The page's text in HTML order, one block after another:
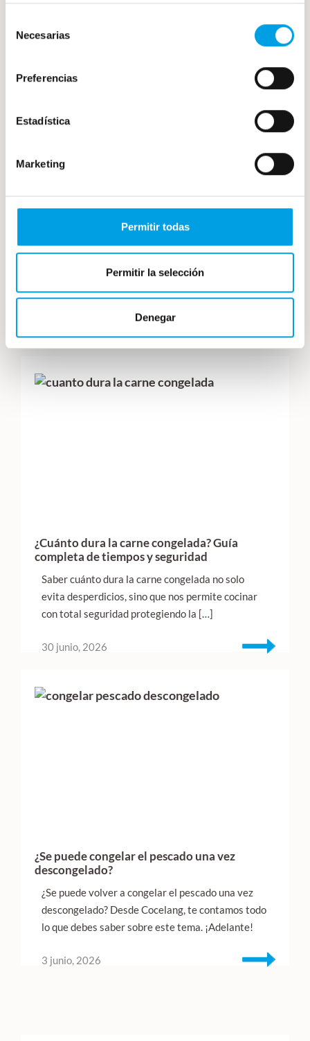
Necesarias
Preferencias
Estadística
Marketing
Permitir todas
Permitir la selección
Denegar
Ajoblanco malagueño: receta casera y
tradicional andaluza
Pocos ingredientes, ninguna cocción y apenas
ajoblanco parece una receta imposible de […]
30 julio, 2026
¿Cuánto dura la carne congelada? Guía
completa de tiempos y seguridad
Saber cuánto dura la carne congelada no solo
evita desperdicios, sino que nos permite cocinar
con total seguridad protegiendo la […]
30 junio, 2026
¿Se puede congelar el pescado una vez
descongelado?
¿Se puede volver a congelar el pescado una vez
descongelado? Desde Cocelang, te contamos todo
lo que debes saber sobre este tema. ¡Adelante!
3 junio, 2026